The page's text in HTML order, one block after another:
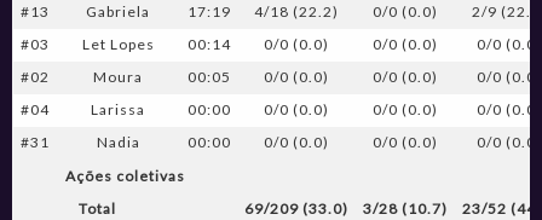
#13
Gabriela 17:19 4/18 (22.2) 0/0 (0.0)
2/9
#03
Let Lopes 00:14 0/0 (0.0) 0/0 (0.0)
0/0 (0.0)
#02
Moura 00:05 0/0 (0.0) 0/0 (0.0)
0/0 (0.0)
#04
Larissa 00:00 0/0 (0.0) 0/0 (0.0)
0/0 (0.0)
#31
Nadia 00:00 0/0 (0.0) 0/0 (0.0)
0/0 (0.0)
Ações coletivas
Total
69/209 (33.0) 3/28 (10.7)
23/52